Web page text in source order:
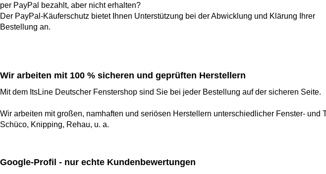
per PayPal bezahlt, aber nicht erhalten?
Der PayPal-Käuferschutz bietet Ihnen Unterstützung bei der Abwicklung und Klärung Ihrer
Bestellung an.
Wir arbeiten mit 100 % sicheren und geprüften Herstellern
Mit dem ItsLine Deutscher Fenstershop sind Sie bei jeder Bestellung auf der sicheren Seite.
Wir arbeiten mit großen, namhaften und seriösen Herstellern unterschiedlicher Fenster-
Schüco, Knipping, Rehau, u. a.
Google-Profil - nur echte Kundenbewertungen